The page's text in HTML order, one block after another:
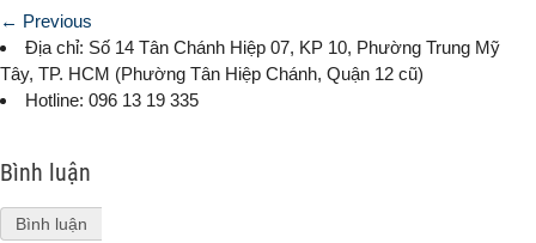
← Previous
Địa chỉ: Số 14 Tân Chánh Hiệp 07, KP 10, Phường Trung Mỹ
Tây, TP. HCM (Phường Tân Hiệp Chánh, Quận 12 cũ)
Hotline: 096 13 19 335
Bình luận
Bình luận